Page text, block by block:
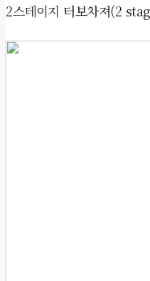
2스테이지 터보차져(2